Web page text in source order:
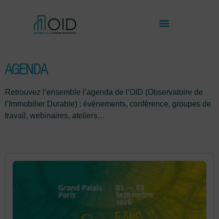
AGENDA
Retrouvez l’ensemble l’agenda de l’OID (Observatoire de
l’Immobilier Durable) : évènements, conférence, groupes de
travail, webinaires, ateliers…